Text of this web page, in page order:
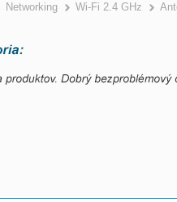
Networking >
Wi-Fi 2.4 GHz